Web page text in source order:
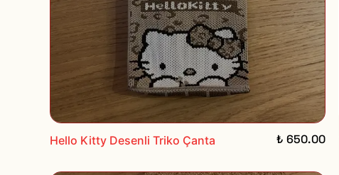
Hello Kitty Desenli Triko Çanta ₺ 650.00